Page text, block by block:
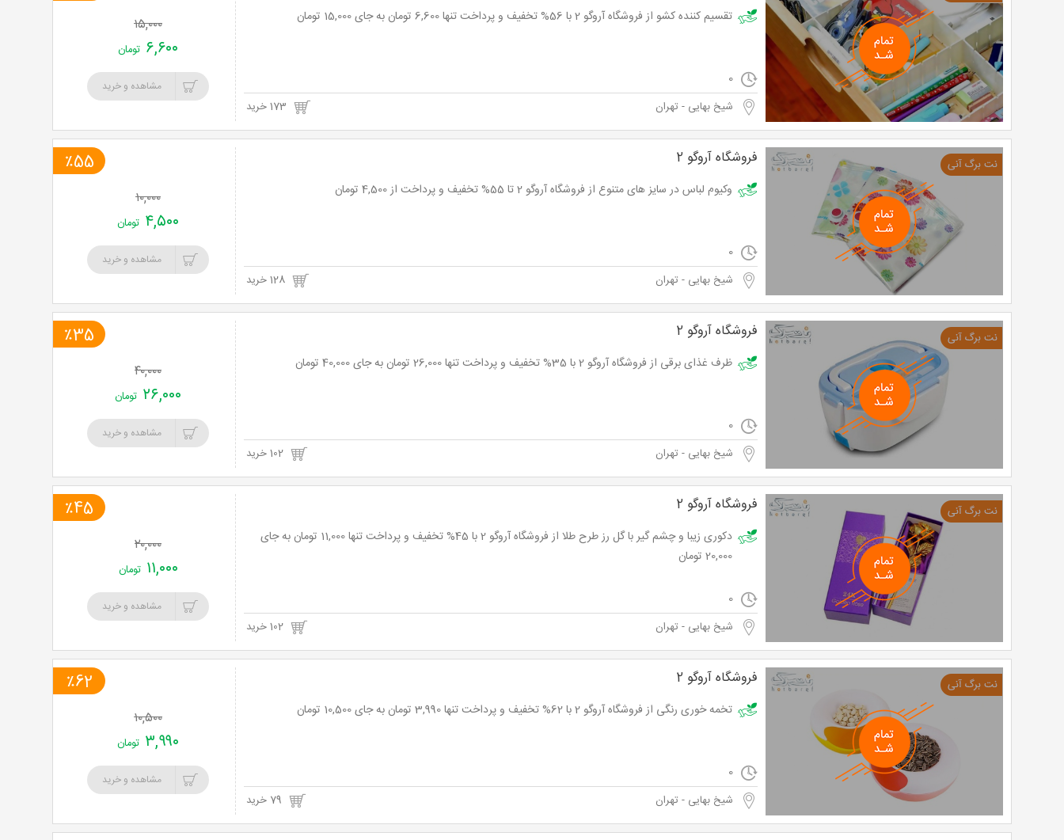
تقسیم کننده کشو از فروشگاه آروگو 2 با 56% تخفیف و پرداخت تنها 6,600 تومان به جای 15,000 تومان
0
شیخ بهایی - تهران
۱۵,۰۰۰
۶,۶۰۰ تومان
مشاهده و خرید
فروشگاه آروگو 2
وکیوم لباس در سایز های متنوع از فروشگاه آروگو 2 تا 55% تخفیف و پرداخت از 4,500 تومان
0
شیخ بهایی - تهران 128 خرید
٪55
۱۰,۰۰۰
۴,۵۰۰ تومان
مشاهده و خرید
فروشگاه آروگو 2
ظرف غذای برقی از فروشگاه آروگو 2 با 35% تخفیف و پرداخت تنها 26,000 تومان به جای 40,000 تومان
0
شیخ بهایی - تهران 102 خرید
٪35
۴۰,۰۰۰
۲۶,۰۰۰ تومان
مشاهده و خرید
فروشگاه آروگو 2
دکوری زیبا و چشم گیر با گل رز طرح طلا از فروشگاه آروگو 2 با 45% تخفیف و پرداخت تنها 11,000 تومان به جای
20,000 تومان
0
شیخ بهایی - تهران 102 خرید
٪45
۲۰,۰۰۰
۱۱,۰۰۰ تومان
مشاهده و خرید
فروشگاه آروگو 2
تخمه خوری رنگی از فروشگاه آروگو 2 با 62% تخفیف و پرداخت تنها 3,990 تومان به جای 10,500 تومان
0
شیخ بهایی - تهران
٪62
۱۰,۵۰۰
۳,۹۹۰ تومان
مشاهده و خرید